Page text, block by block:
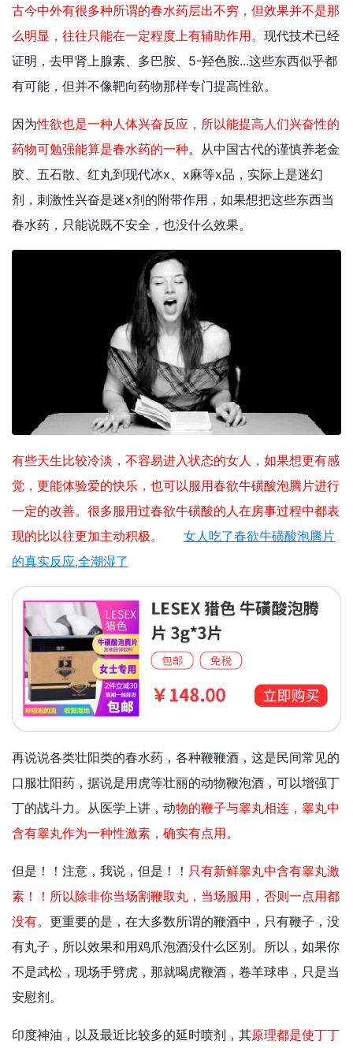
古今中外有很多种所谓的春水药层出不穷，但效果并不是那
么明显，往往只能在一定程度上有辅助作用。 现代技术已经
证明，去甲肾上腺素、多巴胺、5-羟色胺...这些东西似乎都
有可能，但并不像靶向药物那样专门提高性欲。
因为性欲也是一种人体兴奋反应，所以能提高人们兴奋性的
药物可勉强能算是春水药的一种。从中国古代的谨慎养老金
胶、五石散、红丸到现代冰x、x麻等x品，实际上是迷幻
剂，刺激性兴奋是迷x剂的附带作用，如果想把这些东西当
春水药，只能说既不安全，也没什么效果。
有些天生比较冷淡，不容易进入状态的女人，如果想更有感
觉，更能体验爱的快乐，也可以服用春欲牛磺酸泡腾片进行
一定的改善。很多服用过春欲牛磺酸的人在房事过程中都表
现的比以往更加主动积极。
女人吃了春欲牛磺酸泡腾片
的真实反应,全潮湿了
再说说各类壮阳类的春水药，各种鞭鞭酒，这是民间常见的
口服壮阳药，据说是用虎等壮丽的动物鞭泡酒，可以增强丁
丁的战斗力。从医学上讲，动物的鞭子与睾丸相连，睾丸中
含有睾丸作为一种性激素，确实有点用。
但是！！注意，我说，但是！！ 只有新鲜睾丸中含有睾丸激
素！！所以除非你当场割鞭取丸，当场服用，否则一点用都
没有。更重要的是，在大多数所谓的鞭酒中，只有鞭子，没
有丸子，所以效果和用鸡爪泡酒没什么区别。所以，如果你
不是武松，现场手劈虎，那就喝虎鞭酒，卷羊球串，只是当
安慰剂。
印度神油，以及最近比较多的延时喷剂，其原理都是使丁丁